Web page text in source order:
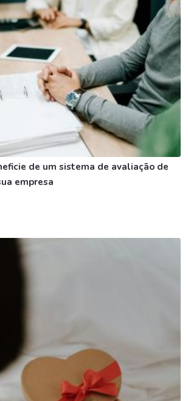
de um sistema de avaliação de
empresa